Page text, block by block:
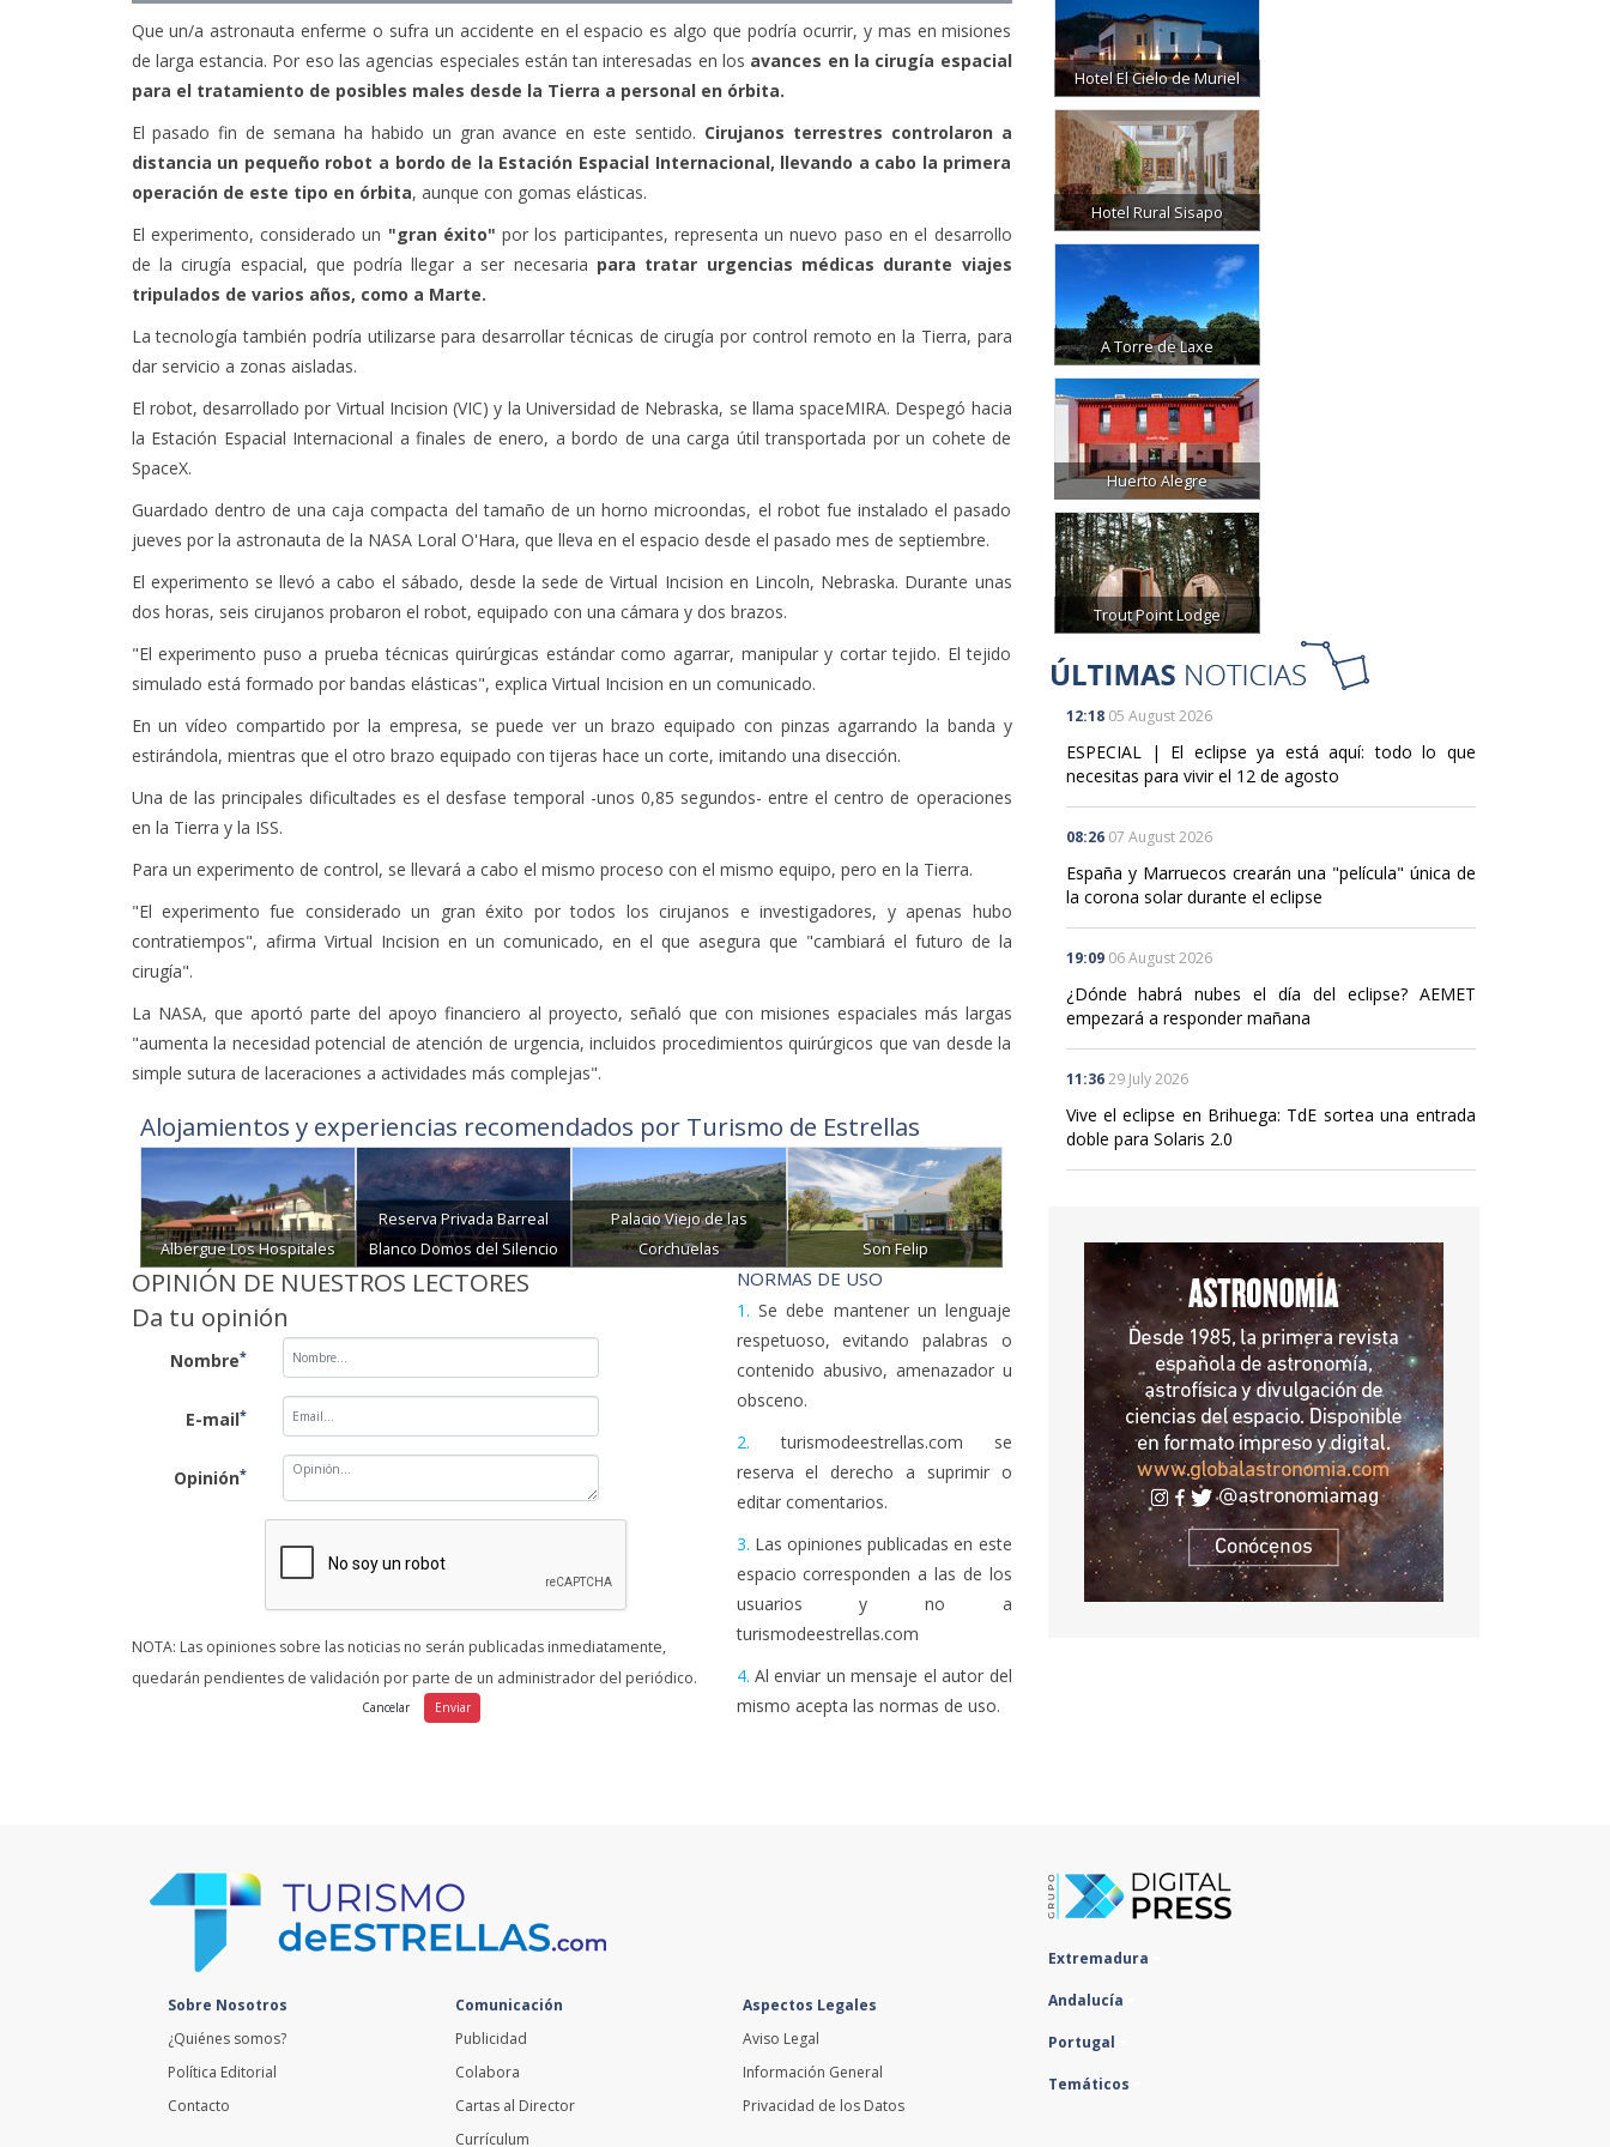
Que un/a astronauta enferme o sufra un accidente en el espacio es algo que podría ocurrir, y mas en misiones
de larga estancia. Por eso las agencias especiales están tan interesadas en los avances en la cirugía espacial
para el tratamiento de posibles males desde la Tierra a personal en órbita.
El pasado fin de semana ha habido un gran avance en este sentido. Cirujanos terrestres controlaron a
distancia un pequeño robot a bordo de la Estación Espacial Internacional, llevando a cabo la primera
operación de este tipo en órbita, aunque con gomas elásticas.
El experimento, considerado un "gran éxito" por los participantes, representa un nuevo paso en el desarrollo
de la cirugía espacial, que podría llegar a ser necesaria para tratar urgencias médicas durante viajes
tripulados de varios años, como a Marte.
La tecnología también podría utilizarse para desarrollar técnicas de cirugía por control remoto en la Tierra, para
dar servicio a zonas aisladas.
El robot, desarrollado por Virtual Incision (VIC) y la Universidad de Nebraska, se llama spaceMIRA. Despegó hacia
la Estación Espacial Internacional a finales de enero, a bordo de una carga útil transportada por un cohete de
SpaceX.
Guardado dentro de una caja compacta del tamaño de un horno microondas, el robot fue instalado el pasado
jueves por la astronauta de la NASA Loral O'Hara, que lleva en el espacio desde el pasado mes de septiembre.
El experimento se llevó a cabo el sábado, desde la sede de Virtual Incision en Lincoln, Nebraska. Durante unas
dos horas, seis cirujanos probaron el robot, equipado con una cámara y dos brazos.
"El experimento puso a prueba técnicas quirúrgicas estándar como agarrar, manipular y cortar tejido. El tejido
simulado está formado por bandas elásticas", explica Virtual Incision en un comunicado.
En un vídeo compartido por la empresa, se puede ver un brazo equipado con pinzas agarrando la banda y
estirándola, mientras que el otro brazo equipado con tijeras hace un corte, imitando una disección.
Una de las principales dificultades es el desfase temporal -unos 0,85 segundos- entre el centro de operaciones
en la Tierra y la ISS.
Para un experimento de control, se llevará a cabo el mismo proceso con el mismo equipo, pero en la Tierra.
"El experimento fue considerado un gran éxito por todos los cirujanos e investigadores, y apenas hubo
contratiempos", afirma Virtual Incision en un comunicado, en el que asegura que "cambiará el futuro de la
cirugía".
La NASA, que aportó parte del apoyo financiero al proyecto, señaló que con misiones espaciales más largas
"aumenta la necesidad potencial de atención de urgencia, incluidos procedimientos quirúrgicos que van desde la
simple sutura de laceraciones a actividades más complejas".
Alojamientos y experiencias recomendados por Turismo de Estrellas
Albergue Los Hospitales
Reserva Privada Barreal
Blanco Domos del Silencio
Palacio Viejo de las
Corchuelas
Son Felip
OPINIÓN DE NUESTROS LECTORES
Da tu opinión
Nombre*
E-mail*
Opinión*
NOTA: Las opiniones sobre las noticias no serán publicadas inmediatamente,
quedarán pendientes de validación por parte de un administrador del periódico.
NORMAS DE USO
1. Se debe mantener un lenguaje
respetuoso, evitando palabras o
contenido abusivo, amenazador u
obsceno.
2. turismodeestrellas.com se
reserva el derecho a suprimir o
editar comentarios.
3. Las opiniones publicadas en este
espacio corresponden a las de los
usuarios y no a
turismodeestrellas.com
4. Al enviar un mensaje el autor del
mismo acepta las normas de uso.
Hotel El Cielo de Muriel
Hotel Rural Sisapo
A Torre de Laxe
Huerto Alegre
Trout Point Lodge
12:18 05 August 2026
ESPECIAL | El eclipse ya está aquí: todo lo que
necesitas para vivir el 12 de agosto
08:26 07 August 2026
España y Marruecos crearán una "película" única de
la corona solar durante el eclipse
19:09 06 August 2026
¿Dónde habrá nubes el día del eclipse? AEMET
empezará a responder mañana
11:36 29 July 2026
Vive el eclipse en Brihuega: TdE sortea una entrada
doble para Solaris 2.0
Sobre Nosotros
¿Quiénes somos?
Política Editorial
Contacto
Comunicación
Publicidad
Colabora
Cartas al Director
Currículum
Aspectos Legales
Aviso Legal
Información General
Privacidad de los Datos
Extremadura
Andalucía
Portugal
Temáticos